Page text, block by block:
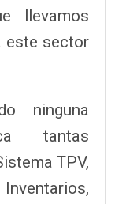
llevamos
este sector
ninguna
tantas
TPV,